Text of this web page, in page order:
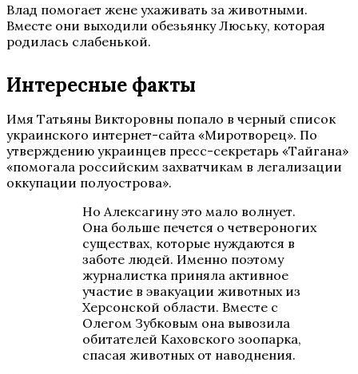
Влад помогает жене ухаживать за животными.
Вместе они выходили обезьянку Люську, которая
родилась слабенькой.
Интересные факты
Имя Татьяны Викторовны попало в черный список
украинского интернет-сайта «Миротворец». По
утверждению украинцев пресс-секретарь «Тайгана»
«помогала российским захватчикам в легализации
оккупации полуострова».
Но Алексагину это мало волнует.
Она больше печется о четвероногих
существах, которые нуждаются в
заботе людей. Именно поэтому
журналистка приняла активное
участие в эвакуации животных из
Херсонской области. Вместе с
Олегом Зубковым она вывозила
обитателей Каховского зоопарка,
спасая животных от наводнения.